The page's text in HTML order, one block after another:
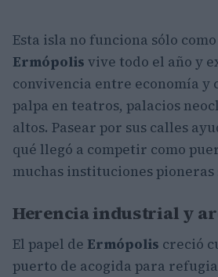
Esta isla no funciona sólo
Ermópolis vive todo el año y
convivencia entre economía y
palpa en teatros, palacios
altos. Pasear por sus calles
qué llegó a competir como
muchas instituciones
Herencia industrial y
El papel de Ermópolis creció
puerto de acogida para